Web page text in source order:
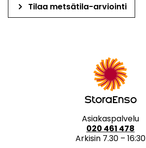
keyboard_arrow_right Tilaa metsätila-arviointi
Asiakaspalvelu
020 461 478
Arkisin 7.30 – 16:30